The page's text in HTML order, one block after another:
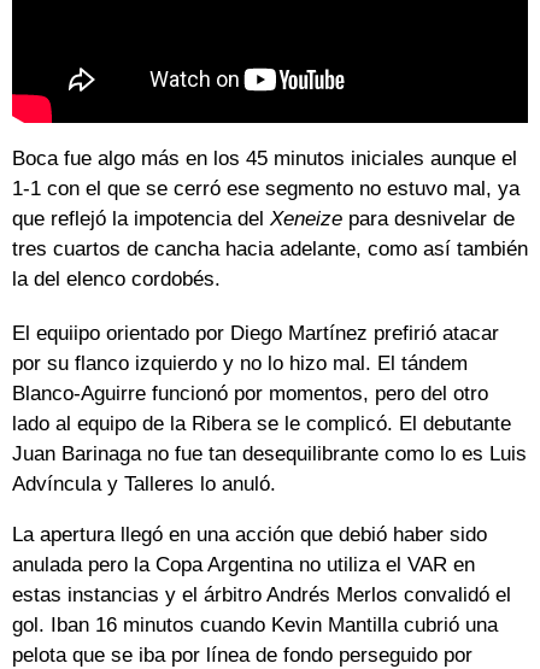
Boca fue algo más en los 45 minutos iniciales aunque el
1-1 con el que se cerró ese segmento no estuvo mal, ya
que reflejó la impotencia del Xeneize para desnivelar de
tres cuartos de cancha hacia adelante, como así también
la del elenco cordobés.
El equiipo orientado por Diego Martínez prefirió atacar
por su flanco izquierdo y no lo hizo mal. El tándem
Blanco-Aguirre funcionó por momentos, pero del otro
lado al equipo de la Ribera se le complicó. El debutante
Juan Barinaga no fue tan desequilibrante como lo es Luis
Advíncula y Talleres lo anuló.
La apertura llegó en una acción que debió haber sido
anulada pero la Copa Argentina no utiliza el VAR en
estas instancias y el árbitro Andrés Merlos convalidó el
gol. Iban 16 minutos cuando Kevin Mantilla cubrió una
pelota que se iba por línea de fondo perseguido por